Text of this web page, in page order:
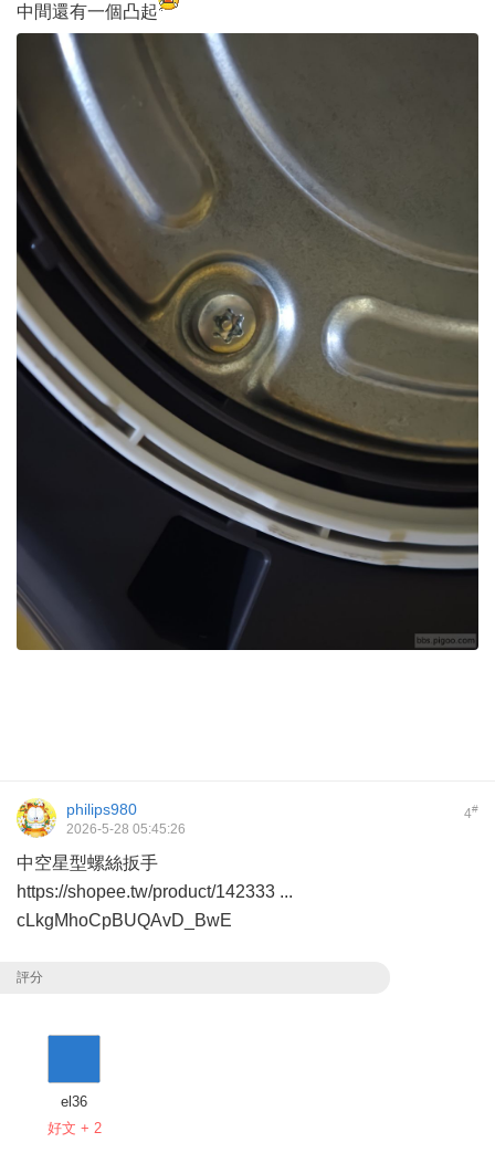
中間還有一個凸起
4#
philips980
2026-5-28 05:45:26
中空星型螺絲扳手
https://shopee.tw/product/142333 ...
cLkgMhoCpBUQAvD_BwE
評分
el36
好文 + 2